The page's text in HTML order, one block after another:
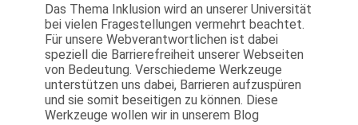
Das Thema Inklusion wird an unserer Universität
bei vielen Fragestellungen vermehrt beachtet.
Für unsere Webverantwortlichen ist dabei
speziell die Barrierefreiheit unserer Webseiten
von Bedeutung. Verschiedeme Werkzeuge
unterstützen uns dabei, Barrieren aufzuspüren
und sie somit beseitigen zu können. Diese
Werkzeuge wollen wir in unserem Blog